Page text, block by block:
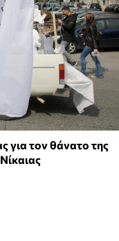
για τον θάνατο της